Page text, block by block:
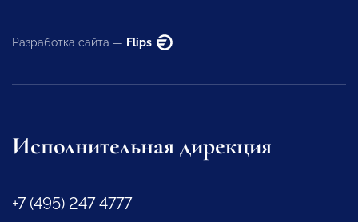
Разработка сайта — Flips
Исполнительная дирекция
+7 (495) 247 4777